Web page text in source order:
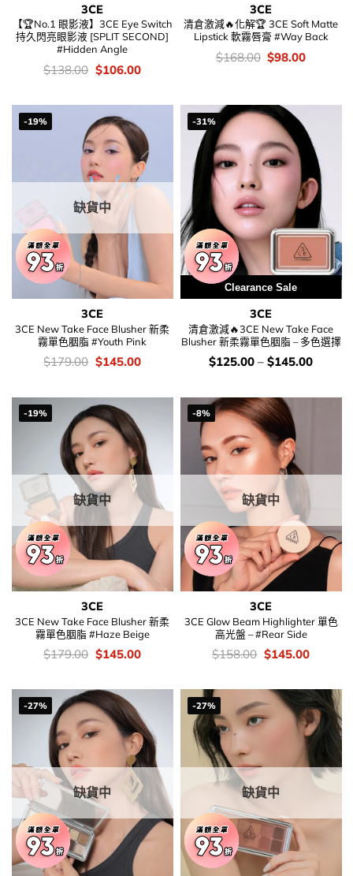
3CE
【🏆No.1 眼影液】3CE Eye Switch
持久閃亮眼影液 [SPLIT SECOND]
#Hidden Angle
價
錢：
$138.00 Original
price
$138.00.
$106.00Current
$106.00.
3CE
清倉激減🔥化解🏆 3CE Soft Matte
Lipstick 軟霧唇膏 #Way Back
價
錢：
$168.00 Original
price
$98.00Current
-19%
缺貨中
3CE
3CE New Take Face Blusher 新柔
霧單色胭脂 #Youth Pink
價
錢：
$179.00 Original
price
$179.00.
$145.00Current
$145.00.
-31%
Clearance Sale
3CE
清倉激減🔥3CE New Take Face
Blusher 新柔霧單色胭脂 – 多色選擇
價
錢：
$125.00 – $145.00
-19%
缺貨中
3CE
3CE New Take Face Blusher 新柔
霧單色胭脂 #Haze Beige
價
錢：
$179.00 Original
price
$179.00.
$145.00Current
$145.00.
-8%
缺貨中
3CE
3CE Glow Beam Highlighter 單色
高光盤 – #Rear Side
價
錢：
$158.00 Original
price
$158.00.
$145.00Current
-27%
缺貨中
-27%
缺貨中